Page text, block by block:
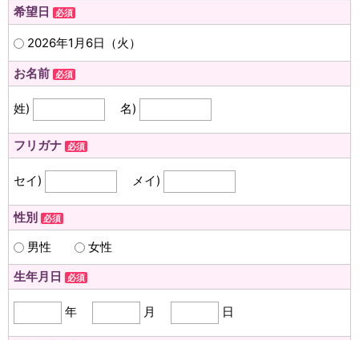
希望日
必須
2026年1月6日（火）
お名前 必須
姓) 名)
フリガナ 必須
セイ) メイ)
性別 必須
男性
女性
生年月日
必須
年 月 日